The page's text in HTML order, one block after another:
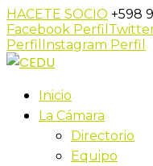
HACETE SOCIO +598
Facebook Perfil
Perfil Instagram Perfil
Inicio
La Cámara
Directorio
Equipo